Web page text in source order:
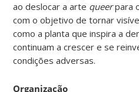
ao deslocar a arte queerpara
com o objetivo de tornar
como a planta que inspira a
continuam a crescer e se
condições adversas.
Organização